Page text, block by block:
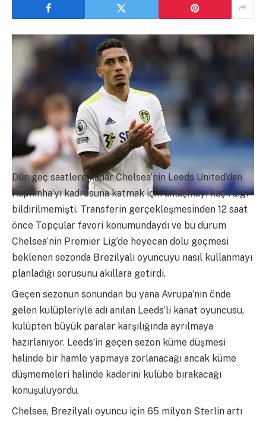
Dün geç saatlere kadar Chelsea’nin Leeds United’dan
Raphinha’yı kadrosuna katmak için anlaşmayı kaçırdığı
bildirilmemişti. Transferin gerçekleşmesinden 12 saat
önce Topçular favori konumundaydı ve bu durum
Chelsea’nin Premier Lig’de heyecan dolu geçmesi
beklenen sezonda Brezilyalı oyuncuyu nasıl kullanmayı
planladığı sorusunu akıllara getirdi.
Geçen sezonun sonundan bu yana Avrupa’nın önde
gelen kulüpleriyle adı anılan Leeds’li kanat oyuncusu,
kulüpten büyük paralar karşılığında ayrılmaya
hazırlanıyor. Leeds’in geçen sezon küme düşmesi
halinde bir hamle yapmaya zorlanacağı ancak küme
düşmemeleri halinde kaderini kulübe bırakacağı
konuşuluyordu.
Chelsea, Brezilyalı oyuncu için 65 milyon Sterlin artı